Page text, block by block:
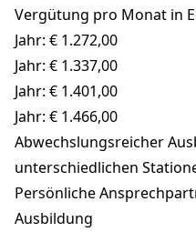
Vergütung pro Monat in
Jahr: € 1.272,00
Jahr: € 1.337,00
Jahr: € 1.401,00
Jahr: € 1.466,00
Abwechslungsreicher
unterschiedlichen
Persönliche
Ausbildung